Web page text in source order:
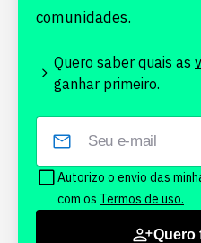
comunidades.
Quero saber quais as
ganhar primeiro.
Autorizo o envio das
com os Termos de uso.
Quero